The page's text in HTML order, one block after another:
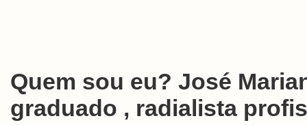
Quem sou eu? José
graduado , radialista